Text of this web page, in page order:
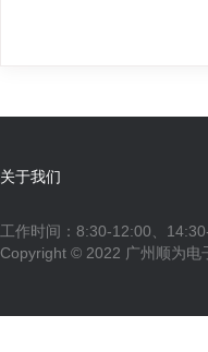
关于我们
工作时间：8:30-12:00、
Copyright © 2022 广州顺为